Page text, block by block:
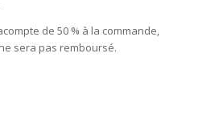
de 50 % à la commande,
sera pas remboursé.